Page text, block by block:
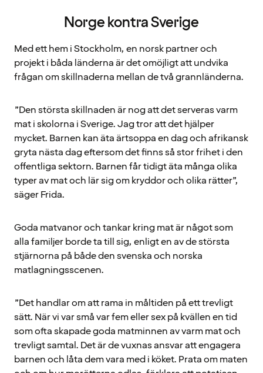
Norge kontra Sverige
Med ett hem i Stockholm, en norsk partner och
projekt i båda länderna är det omöjligt att undvika
frågan om skillnaderna mellan de två grannländerna.
”Den största skillnaden är nog att det serveras varm
mat i skolorna i Sverige. Jag tror att det hjälper
mycket. Barnen kan äta ärtsoppa en dag och afrikansk
gryta nästa dag eftersom det finns så stor frihet i den
offentliga sektorn. Barnen får tidigt äta många olika
typer av mat och lär sig om kryddor och olika rätter”,
säger Frida.
Goda matvanor och tankar kring mat är något som
alla familjer borde ta till sig, enligt en av de största
stjärnorna på både den svenska och norska
matlagningsscenen.
”Det handlar om att rama in måltiden på ett trevligt
sätt. När vi var små var fem eller sex på kvällen en tid
som ofta skapade goda matminnen av varm mat och
trevligt samtal. Det är de vuxnas ansvar att engagera
barnen och låta dem vara med i köket. Prata om maten